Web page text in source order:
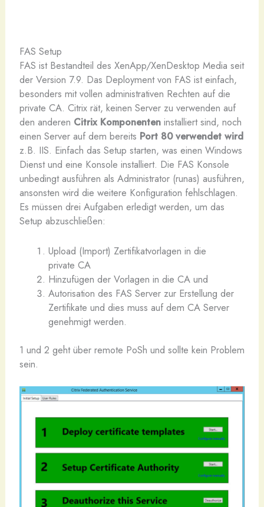
FAS Setup
FAS ist Bestandteil des XenApp/XenDesktop Media seit
der Version 7.9. Das Deployment von FAS ist einfach,
besonders mit vollen administrativen Rechten auf die
private CA. Citrix rät, keinen Server zu verwenden auf
den anderen Citrix Komponenteninstalliert sind, noch
einen Server auf dem bereits Port 80 verwendet wird
z.B. IIS. Einfach das Setup starten, was einen Windows
Dienst und eine Konsole installiert. Die FAS Konsole
unbedingt ausführen als Administrator (runas) ausführen,
ansonsten wird die weitere Konfiguration fehlschlagen.
Es müssen drei Aufgaben erledigt werden, um das
Setup abzuschließen:
Upload (Import) Zertifikatvorlagen in die
private CA
Hinzufügen der Vorlagen in die CA und
Autorisation des FAS Server zur Erstellung der
Zertifikate und dies muss auf dem CA Server
genehmigt werden.
1 und 2 geht über remote PoSh und sollte kein Problem
sein.